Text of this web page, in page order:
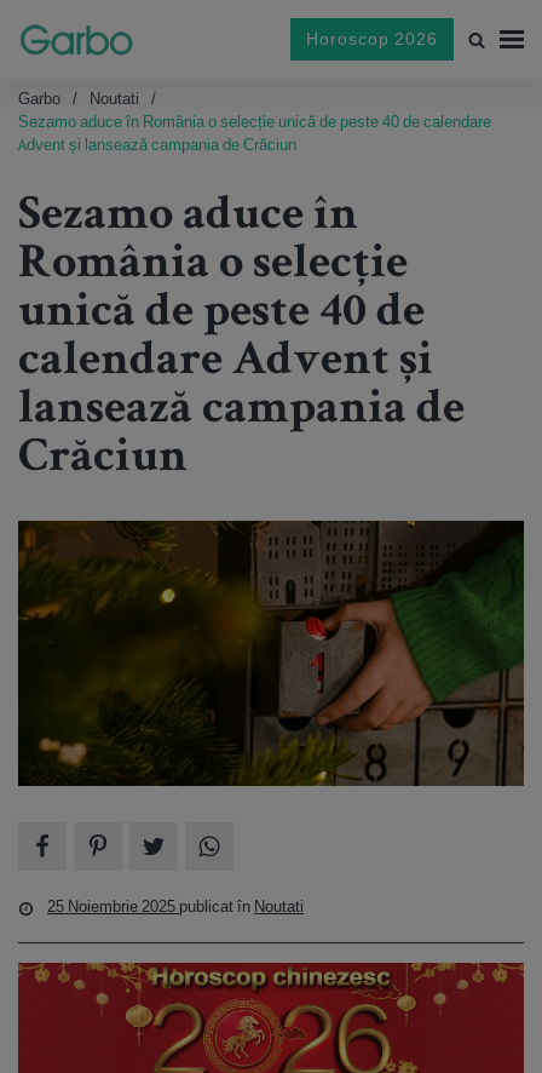
Horoscop 2026
Garbo
Noutati
Sezamo aduce în România o selecție unică de peste 40 de calendare
Advent și lansează campania de Crăciun
Sezamo aduce în
România o selecție
unică de peste 40 de
calendare Advent și
lansează campania de
Crăciun
25 Noiembrie 2025 publicat în Noutati